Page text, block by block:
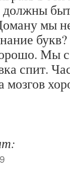
мы
букв?
Мы с
спит.